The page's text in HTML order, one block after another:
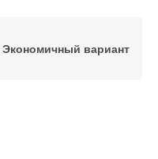
Экономичный вариант